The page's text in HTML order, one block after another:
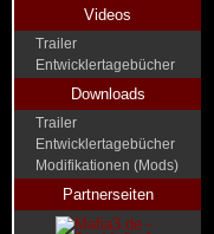
Videos
Trailer
Entwicklertagebücher
Downloads
Trailer
Entwicklertagebücher
Modifikationen (Mods)
Partnerseiten